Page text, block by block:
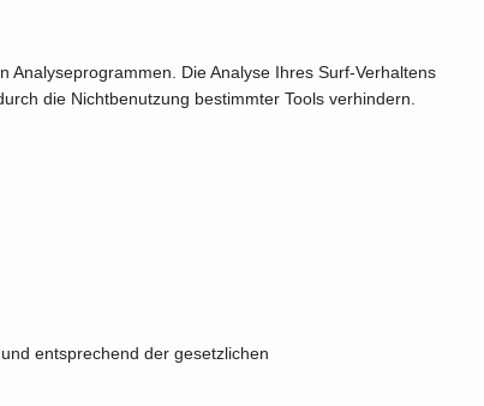
Die Analyse Ihres Surf-Verhaltens
die Nichtbenutzung bestimmter Tools verhindern.
entsprechend der gesetzlichen